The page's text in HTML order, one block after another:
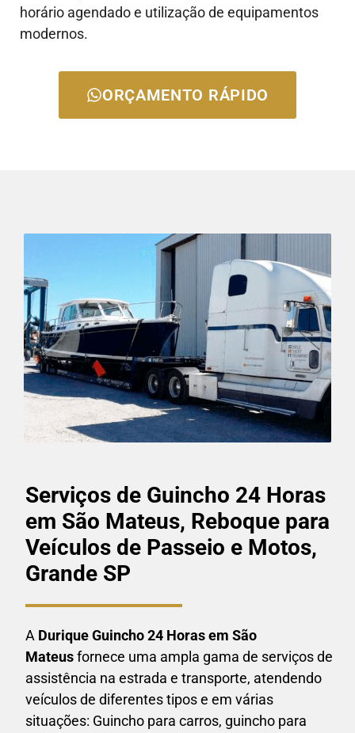
horário agendado e utilização de equipamentos
modernos.
ORÇAMENTO RÁPIDO
Serviços de Guincho 24 Horas
em São Mateus, Reboque para
Veículos de Passeio e Motos,
Grande SP
A Durique Guincho 24 Horas em São
Mateusfornece uma ampla gama de serviços de
assistência na estrada e transporte, atendendo
veículos de diferentes tipos e em várias
situações: Guincho para carros, guincho para